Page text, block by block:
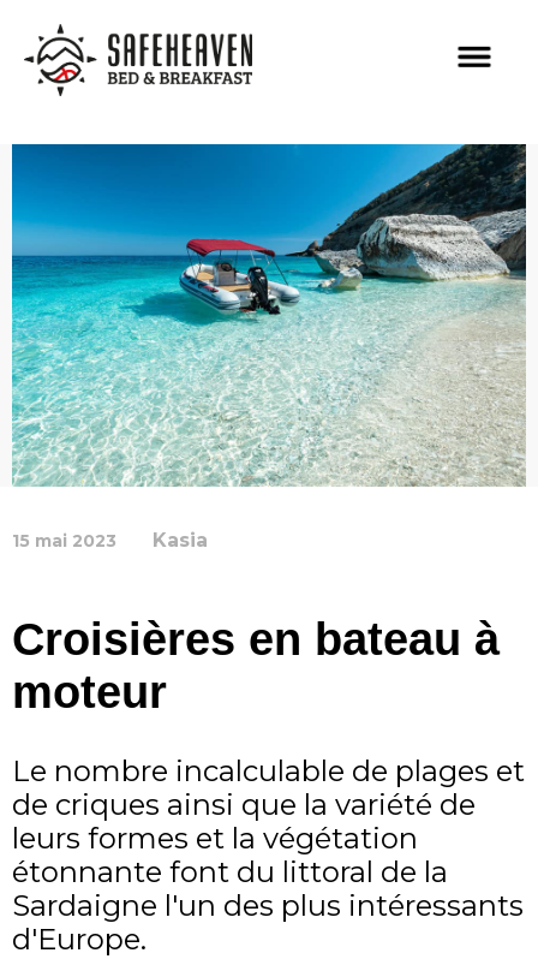
15 mai 2023 Kasia
Croisières en bateau à
moteur
Le nombre incalculable de plages et
de criques ainsi que la variété de
leurs formes et la végétation
étonnante font du littoral de la
Sardaigne l'un des plus intéressants
d'Europe.